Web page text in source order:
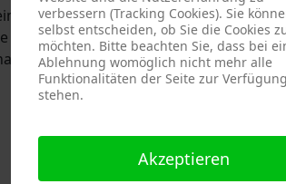
dabei. Schnell stellte sich heraus,
der Freiwilligen Feuerwehr
knapp 30 Minuten beenden.
verbessern (Tracking Cookies). Sie
selbst entscheiden, ob Sie die Cookies
möchten. Bitte beachten Sie, dass bei
Ablehnung womöglich nicht mehr alle
Funktionalitäten der Seite zur Verfügung
stehen.
Akzeptieren